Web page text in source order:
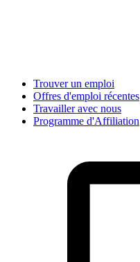
Trouver un emploi
Offres d'emploi récentes
Travailler avec nous
Programme d'Affiliation